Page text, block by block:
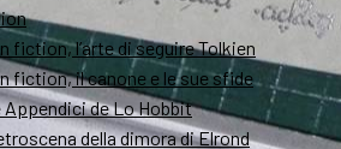
fiction, l’arte di seguire Tolkien
fiction, il canone e le sue sfide
Appendici de Lo Hobbit
della dimora di Elrond